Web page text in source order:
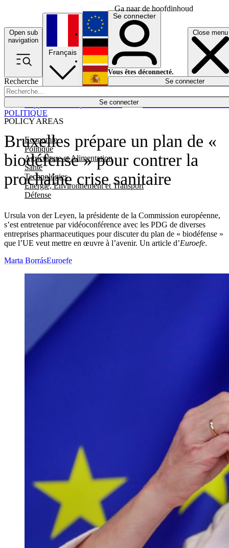
Ga naar de hoofdinhoud
Open sub
navigation
Close menu
Recherche
Se connecter
POLICY AREAS
Economie
Politique
Agriculture et Alimentation
Santé
Technologies
Energie, Environnement et Transport
Défense
Économie
Français
English
Deutsch
Español
Se connecter
Vous êtes déconnecté.
Se connecter
Bruxelles prépare un plan de «
biodéfense » pour contrer la
prochaine crise sanitaire
Ursula von der Leyen, la présidente de la Commission européenne,
s’est entretenue par vidéoconférence avec les PDG de diverses
entreprises pharmaceutiques pour discuter du plan de « biodéfense »
que l’UE veut mettre en œuvre à l’avenir. Un article d’Euroefe.
POLITIQUE
Marta BorrásEuroefe